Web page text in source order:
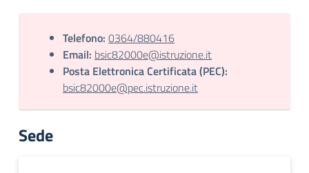
Telefono: 0364/880416
Email: bsic82000e@istruzione.it
Posta Elettronica Certificata (PEC):
bsic82000e@pec.istruzione.it
Sede